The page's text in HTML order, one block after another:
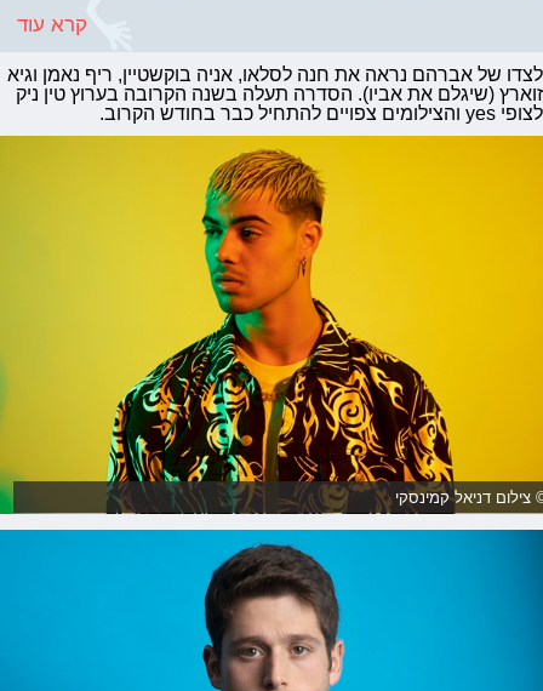
קרא עוד
לצדו של אברהם נראה את חנה לסלאו, אניה בוקשטיין, ריף נאמן וגיא
זוארץ (שיגלם את אביו). הסדרה תעלה בשנה הקרובה בערוץ טין ניק
לצופי yes והצילומים צפויים להתחיל כבר בחודש הקרוב.
צילום דניאל קמינסקי